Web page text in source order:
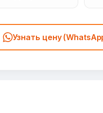
Узнать цену